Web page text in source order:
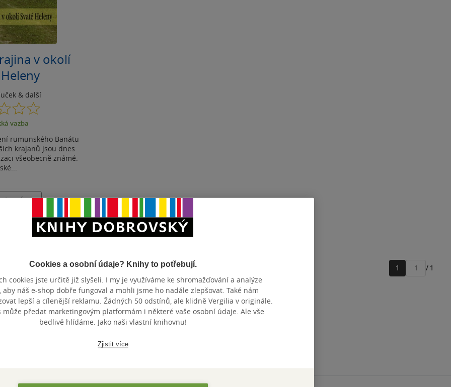
v okolí
& další
0.0
z
5 vazba
rumunského Banátu
krajanů jsou dnes
všeobecně známé.
do seznamu
Zobrazeno 3 z 3
1
Přejít
/ 1
Cookies a osobní údaje? Knihy to potřebují.
cookies jste určitě již slyšeli. I my je využíváme ke shromažďování a analýze
aby náš e-shop dobře fungoval a mohli jsme ho nadále zlepšovat. Také nám
lepší a cílenější reklamu. Žádných 50 odstínů, ale klidně Vergilia v originále.
může předat marketingovým platformám i některé vaše osobní údaje. Ale vše
bedlivě hlídáme. Jako naši vlastní knihovnu!
Zjistit více